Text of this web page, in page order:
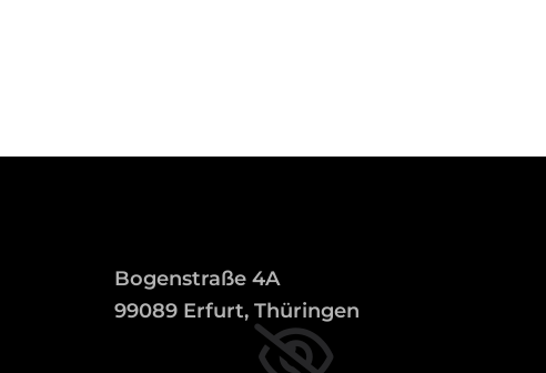
Bogenstraße 4A
99089 Erfurt, Thüringen